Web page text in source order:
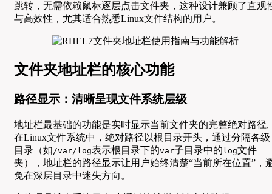
跳转，无需依赖鼠标逐层点击文件夹，这种设计兼顾了直观
与高效性，尤其适合熟悉Linux文件结构的用户。
文件夹地址栏的核心功能
路径显示：清晰呈现文件系统层级
地址栏最基础的功能是实时显示当前文件夹的完整绝对路径,
在Linux文件系统中，绝对路径以根目录开头，通过分隔各级
目录（如 /var/log表示根目录下的var子目录中的 log文件
夹），地址栏的路径显示让用户始终清楚“当前所在位置”，
免在深层目录中迷失方向。